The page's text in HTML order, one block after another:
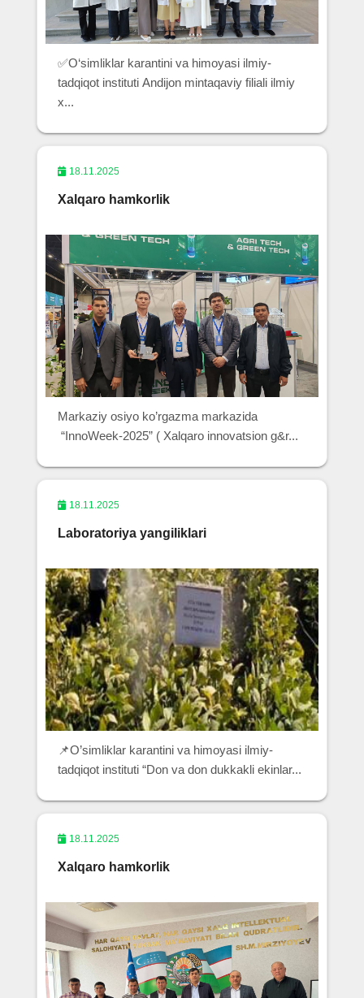
✅O‘simliklar karantini va himoyasi ilmiy-
tadqiqot instituti Andijon mintaqaviy filiali ilmiy
x...
18.11.2025
Xalqaro hamkorlik
Markaziy osiyo ko’rgazma markazida
“InnoWeek-2025” ( Xalqaro innovatsion g&r...
18.11.2025
Laboratoriya yangiliklari
📌O’simliklar karantini va himoyasi ilmiy-
tadqiqot instituti “Don va don dukkakli ekinlar...
18.11.2025
Xalqaro hamkorlik